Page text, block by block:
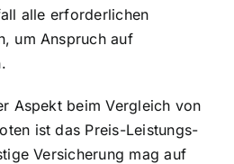
alle erforderlichen
um Anspruch auf
Aspekt beim Vergleich von
ist das Preis-Leistungs-
Versicherung mag auf